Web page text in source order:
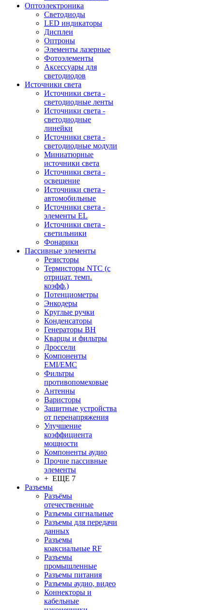
Oптоэлектроника
Светодиоды
LED индикаторы
Дисплеи
Оптроны
Элементы лазерные
Фотоэлементы
Аксессуары для
светодиодов
Источники света
Источники света -
светодиодные ленты
Источники света -
светодиодные
линейки
Источники света -
светодиодные модули
Миниатюрные
источники света
Источники света -
освещение
Источники света -
автомобильные
Источники света -
элементы EL
Источники света -
светильники
Фонарики
Пассивные элементы
Резисторы
Термисторы NTC (с
отрицат. темп.
коэфф.)
Потенциометры
Энкодеры
Круглые ручки
Конденсаторы
Генераторы ВН
Кварцы и фильтры
Дроссели
Компоненты
EMI/EMC
Фильтры
противопомеховые
Антенны
Варисторы
Защитные устройства
от перенапряжения
Улучшение
коэффициента
мощности
Компоненты аудио
Прочие пассивные
элементы
+ ЕЩЕ 7
Разъeмы
Разъёмы
отечественные
Разъeмы сигнальные
Разъeмы для передачи
данных
Разъeмы
коаксиальные RF
Разъeмы
промышленные
Разъeмы питания
Разъeмы аудио, видео
Коннекторы и
кабельные